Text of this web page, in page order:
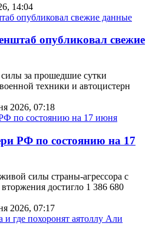
14:04
опубликовал свежие
за прошедшие сутки
техники и автоцистерн
2026, 07:18
РФ по состоянию на 17
силы страны-агрессора с
достигло 1 386 680
2026, 07:17